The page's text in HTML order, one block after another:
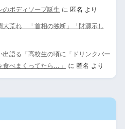
のボディソープ誕生 に 匿名 より
大荒れ 「首相の独断」「財源示し
語る「高校生の頃に「ドリンクバー
食べまくってたら…」
に 匿名 より